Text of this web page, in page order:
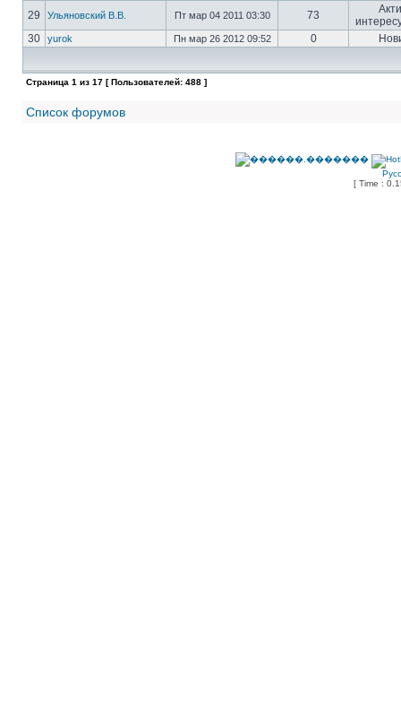
29
Ульяновский В.В. Пт мар 04 2011 03:30 73
30
yurok Пн мар 26 2012 09:52 0
Страница 1 из 17 [ Пользователей: 488 ]
Список форумов
[ Time :